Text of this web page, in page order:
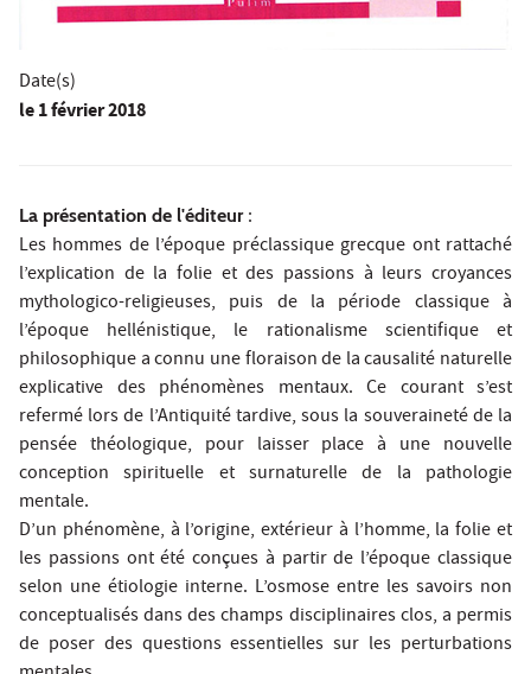
Date(s)
le1 février 2018
La présentation de l'éditeur :
Les hommes de l’époque préclassique grecque ont rattaché
l’explication de la folie et des passions à leurs croyances
mythologico-religieuses, puis de la période classique à
l’époque hellénistique, le rationalisme scientifique et
philosophique a connu une floraison de la causalité naturelle
explicative des phénomènes mentaux. Ce courant s’est
refermé lors de l’Antiquité tardive, sous la souveraineté de la
pensée théologique, pour laisser place à une nouvelle
conception spirituelle et surnaturelle de la pathologie
mentale.
D’un phénomène, à l’origine, extérieur à l’homme, la folie et
les passions ont été conçues à partir de l’époque classique
selon une étiologie interne. L’osmose entre les savoirs non
conceptualisés dans des champs disciplinaires clos, a permis
de poser des questions essentielles sur les perturbations